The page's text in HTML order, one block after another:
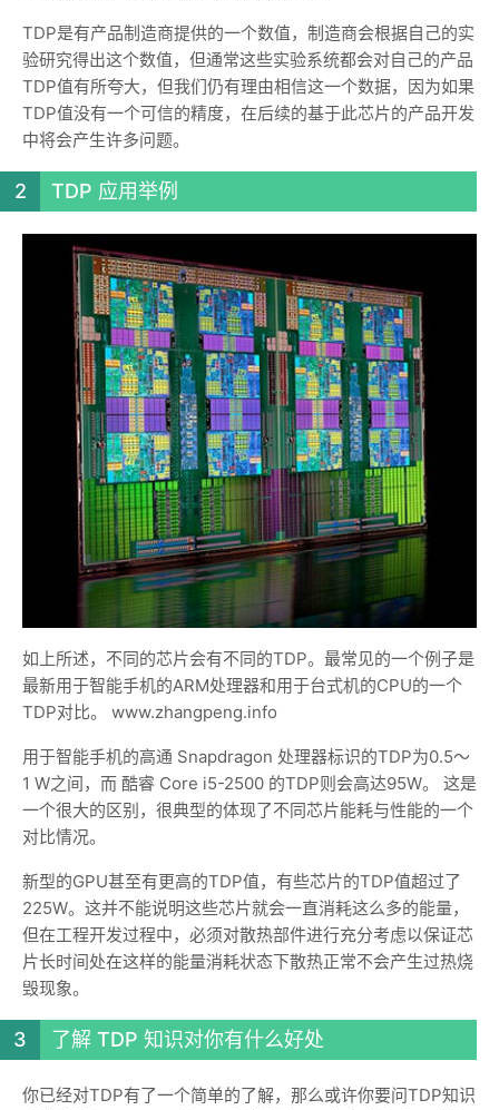
TDP是有产品制造商提供的一个数值，制造商会根据自己的实
验研究得出这个数值，但通常这些实验系统都会对自己的产品
TDP值有所夸大，但我们仍有理由相信这一个数据，因为如果
TDP值没有一个可信的精度，在后续的基于此芯片的产品开发
中将会产生许多问题。
TDP 应用举例
如上所述，不同的芯片会有不同的TDP。最常见的一个例子是
最新用于智能手机的ARM处理器和用于台式机的CPU的一个
TDP对比。 www.zhangpeng.info
用于智能手机的高通 Snapdragon 处理器标识的TDP为0.5～
1 W之间，而 酷睿 Core i5-2500 的TDP则会高达95W。 这是
一个很大的区别，很典型的体现了不同芯片能耗与性能的一个
对比情况。
新型的GPU甚至有更高的TDP值，有些芯片的TDP值超过了
225W。这并不能说明这些芯片就会一直消耗这么多的能量，
但在工程开发过程中，必须对散热部件进行充分考虑以保证芯
片长时间处在这样的能量消耗状态下散热正常不会产生过热烧
毁现象。
了解 TDP 知识对你有什么好处
你已经对TDP有了一个简单的了解，那么或许你要问TDP知识